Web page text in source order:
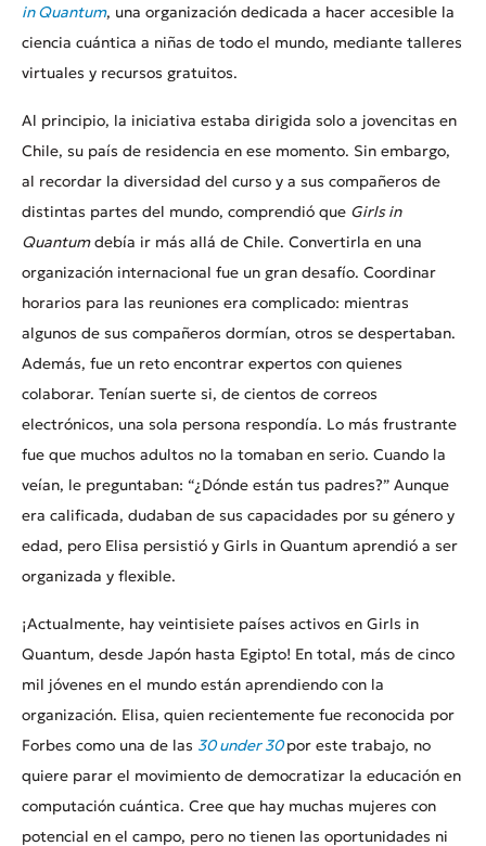
in Quantum, una organización dedicada a hacer accesible la
ciencia cuántica a niñas de todo el mundo, mediante talleres
virtuales y recursos gratuitos.
Al principio, la iniciativa estaba dirigida solo a jovencitas en
Chile, su país de residencia en ese momento. Sin embargo,
al recordar la diversidad del curso y a sus compañeros de
distintas partes del mundo, comprendió que Girls in
Quantumdebía ir más allá de Chile. Convertirla en una
organización internacional fue un gran desafío. Coordinar
horarios para las reuniones era complicado: mientras
algunos de sus compañeros dormían, otros se despertaban.
Además, fue un reto encontrar expertos con quienes
colaborar. Tenían suerte si, de cientos de correos
electrónicos, una sola persona respondía. Lo más frustrante
fue que muchos adultos no la tomaban en serio. Cuando la
veían, le preguntaban: “¿Dónde están tus padres?” Aunque
era calificada, dudaban de sus capacidades por su género y
edad, pero Elisa persistió y Girls in Quantum aprendió a ser
organizada y flexible.
¡Actualmente, hay veintisiete países activos en Girls in
Quantum, desde Japón hasta Egipto! En total, más de cinco
mil jóvenes en el mundo están aprendiendo con la
organización. Elisa, quien recientemente fue reconocida por
Forbes como una de las 30 under 30 por este trabajo, no
quiere parar el movimiento de democratizar la educación en
computación cuántica. Cree que hay muchas mujeres con
potencial en el campo, pero no tienen las oportunidades ni